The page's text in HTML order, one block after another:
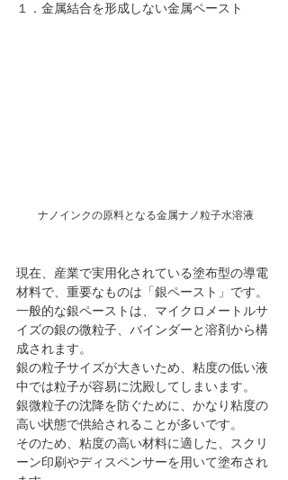
１．金属結合を形成しない金属ペースト
ナノインクの原料となる金属ナノ粒子水溶液
現在、産業で実用化されている塗布型の導電
材料で、重要なものは「銀ペースト」です。
一般的な銀ペーストは、マイクロメートルサ
イズの銀の微粒子、バインダーと溶剤から構
成されます。
銀の粒子サイズが大きいため、粘度の低い液
中では粒子が容易に沈殿してしまいます。
銀微粒子の沈降を防ぐために、かなり粘度の
高い状態で供給されることが多いです。
そのため、粘度の高い材料に適した、スクリ
ーン印刷やディスペンサーを用いて塗布され